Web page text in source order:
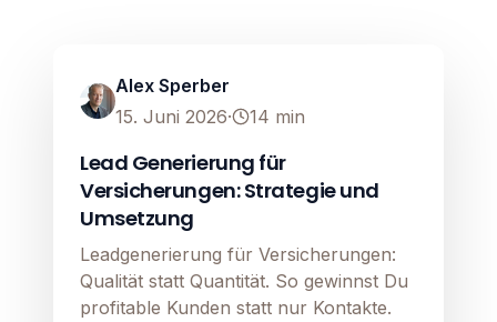
Alex Sperber
15. Juni 2026· 14 min
Lead Generierung für
Versicherungen: Strategie und
Umsetzung
Leadgenerierung für Versicherungen:
Qualität statt Quantität. So gewinnst Du
profitable Kunden statt nur Kontakte.